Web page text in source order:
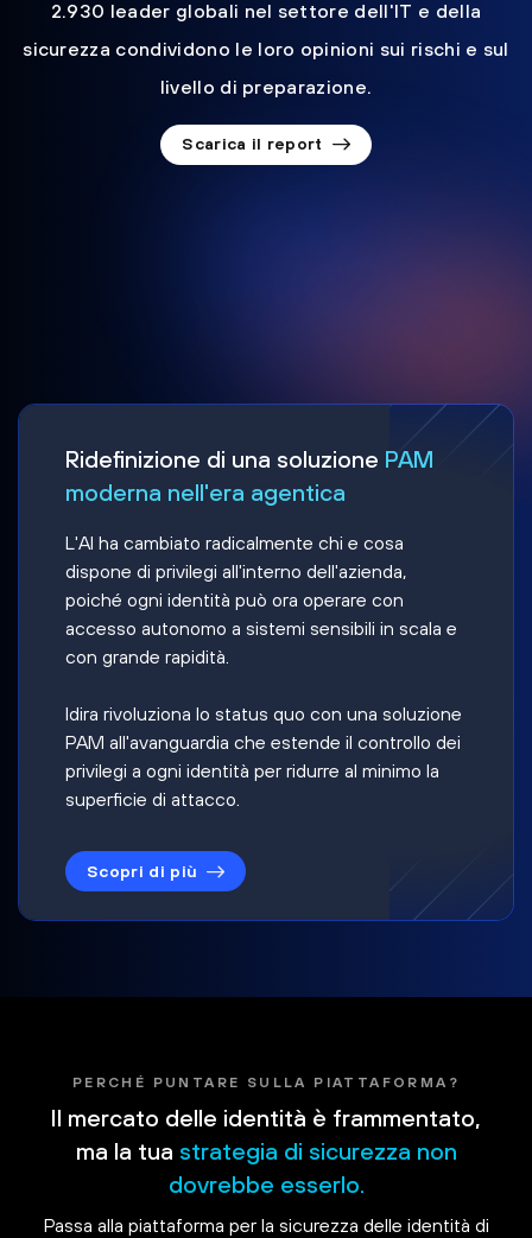
2.930 leader globali nel settore dell'IT e della
sicurezza condividono le loro opinioni sui rischi e sul
livello di preparazione.
Scarica il report
Ridefinizione di una soluzione PAM
moderna nell'era agentica
L'AI ha cambiato radicalmente chi e cosa
dispone di privilegi all'interno dell'azienda,
poiché ogni identità può ora operare con
accesso autonomo a sistemi sensibili in scala e
con grande rapidità.
Idira rivoluziona lo status quo con una soluzione
PAM all'avanguardia che estende il controllo dei
privilegi a ogni identità per ridurre al minimo la
superficie di attacco.
Scopri di più
PERCHÉ PUNTARE SULLA PIATTAFORMA?
Il mercato delle identità è frammentato,
ma la tua strategia di sicurezza non
dovrebbe esserlo.
Passa alla piattaforma per la sicurezza delle identità di